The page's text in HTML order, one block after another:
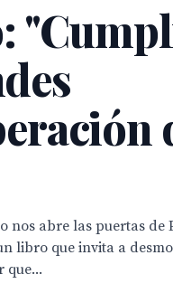
nos abre las puertas de
libro que invita a
que...